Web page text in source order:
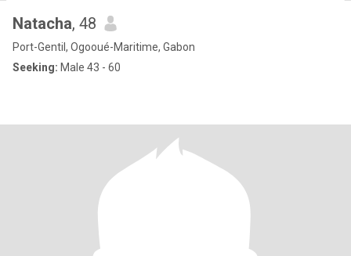
Natacha, 48
Port-Gentil, Ogooué-Maritime, Gabon
Seeking: Male 43 - 60